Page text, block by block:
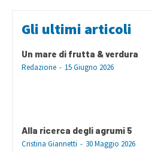
Gli ultimi articoli
Un mare di frutta & verdura
Redazione - 15 Giugno 2026
Alla ricerca degli agrumi 5
Cristina Giannetti - 30 Maggio 2026